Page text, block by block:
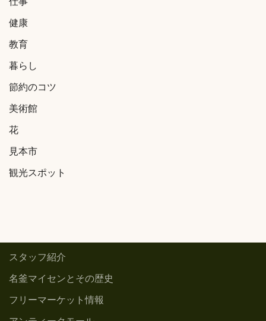
仕事
健康
教育
暮らし
節約のコツ
美術館
花
見本市
観光スポット
スタッフ紹介
名釜マイセンとその歴史
フリーマーケット情報